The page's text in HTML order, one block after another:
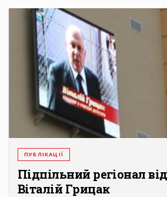
ПУБЛІКАЦІЇ
Підпільний регіонал
Віталій Грицак